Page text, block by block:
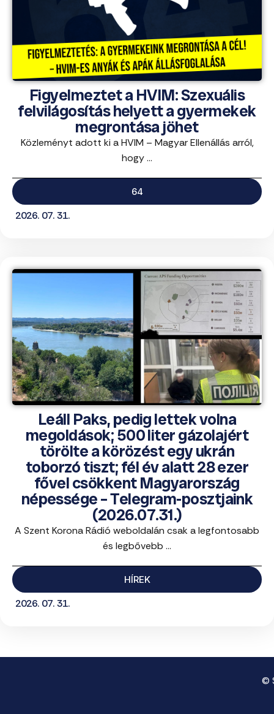
Figyelmeztet a HVIM: Szexuális
felvilágosítás helyett a gyermekek
megrontása jöhet
Közleményt adott ki a HVIM – Magyar Ellenállás arról,
hogy ...
64
2026. 07. 31.
Leáll Paks, pedig lettek volna
megoldások; 500 liter gázolajért
törölte a körözést egy ukrán
toborzó tiszt; fél év alatt 28 ezer
fővel csökkent Magyarország
népessége – Telegram-posztjaink
(2026.07.31.)
A Szent Korona Rádió weboldalán csak a legfontosabb
és legbővebb ...
HÍREK
2026. 07. 31.
©